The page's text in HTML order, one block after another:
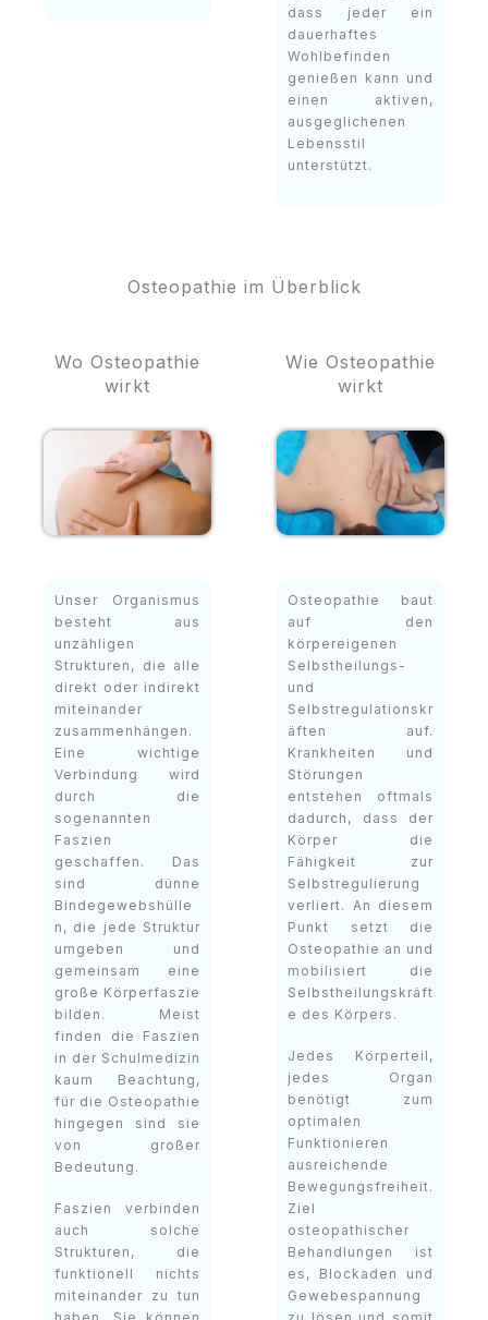
dass jeder ein
dauerhaftes
Wohlbefinden
genießen kann und
einen aktiven,
ausgeglichenen
Lebensstil
unterstützt.
Osteopathie im Überblick
Wo Osteopathie
wirkt
Unser Organismus
besteht aus
unzähligen
Strukturen, die alle
direkt oder indirekt
miteinander
zusammenhängen.
Eine wichtige
Verbindung wird
durch die
sogenannten
Faszien
geschaffen. Das
sind dünne
Bindegewebshülle
n, die jede Struktur
umgeben und
gemeinsam eine
große Körperfaszie
bilden. Meist
finden die Faszien
in der Schulmedizin
kaum Beachtung,
für die Osteopathie
hingegen sind sie
von großer
Bedeutung.
Faszien verbinden
auch solche
Strukturen, die
funktionell nichts
miteinander zu tun
Wie Osteopathie
wirkt
Osteopathie baut
auf den
körpereigenen
Selbstheilungs-
und
Selbstregulationskr
äften auf.
Krankheiten und
Störungen
entstehen oftmals
dadurch, dass der
Körper die
Fähigkeit zur
Selbstregulierung
verliert. An diesem
Punkt setzt die
Osteopathie an und
mobilisiert die
Selbstheilungskräft
e des Körpers.
Jedes Körperteil,
jedes Organ
benötigt zum
optimalen
Funktionieren
ausreichende
Bewegungsfreiheit.
Ziel
osteopathischer
Behandlungen ist
es, Blockaden und
Gewebespannung